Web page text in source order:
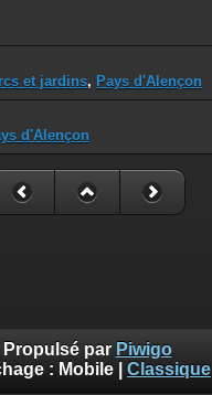
et jardins, Pays d'Alençon
d'Alençon
Propulsé par Piwigo
: Mobile Classique